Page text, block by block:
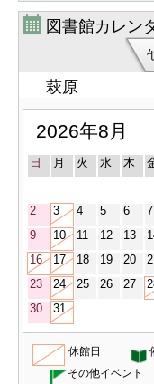
2026/04/17
2026/04/17
2024/04/11
図書館カレン
萩原
2026年8月
日 月 火 水 木
2
3 4 5 6 7
9
10 11 12 13
16
17 18 19 20
23
24 25 26 27
30
31
休館日
その他イベント